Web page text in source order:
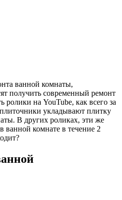
ванной комнаты,
получить современный ремонт
ролики на YouTube, как всего за
укладывают плитку
В других роликах, эти же
ванной комнате в течение 2